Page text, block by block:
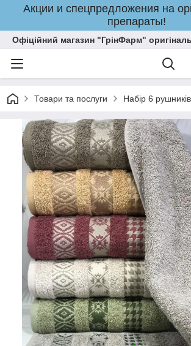
Акции и спецпредложения на
препараты!
Офіційний магазин "ГрінФарм"
Товари та послуги Набір 6